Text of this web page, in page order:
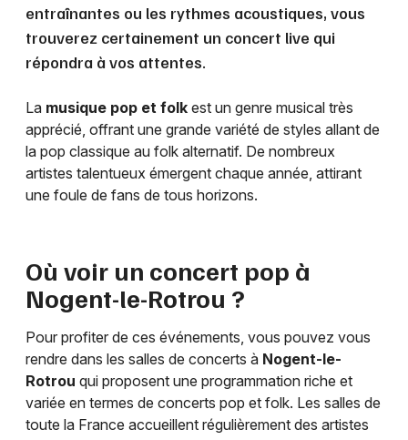
entraînantes ou les rythmes acoustiques, vous
trouverez certainement un concert live qui
répondra à vos attentes.
La musique pop et folk est un genre musical très
apprécié, offrant une grande variété de styles allant de
la pop classique au folk alternatif. De nombreux
artistes talentueux émergent chaque année, attirant
une foule de fans de tous horizons.
Où voir un concert pop à
Nogent-le-Rotrou ?
Pour profiter de ces événements, vous pouvez vous
rendre dans les salles de concerts à Nogent-le-
Rotrou qui proposent une programmation riche et
variée en termes de concerts pop et folk. Les salles de
toute la France accueillent régulièrement des artistes